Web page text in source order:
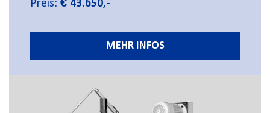
Preis: € 43.650,-
MEHR INFOS